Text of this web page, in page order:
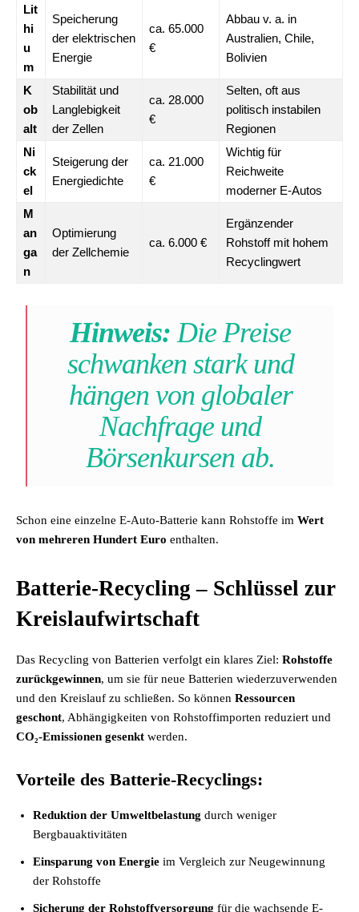
Lit
hi
u
m
Speicherung
der elektrischen
Energie
ca. 65.000
€
Abbau v. a. in
Australien, Chile,
Bolivien
K
ob
alt
Stabilität und
Langlebigkeit
der Zellen
ca. 28.000
€
Selten, oft aus
politisch instabilen
Regionen
Ni
ck
el
Steigerung der
Energiedichte
ca. 21.000
€
Wichtig für
Reichweite
moderner E-Autos
M
an
ga
n
Optimierung
der Zellchemie
ca. 6.000 €
Ergänzender
Rohstoff mit hohem
Recyclingwert
Hinweis: Die Preise
schwanken stark und
hängen von globaler
Nachfrage und
Börsenkursen ab.
Schon eine einzelne E-Auto-Batterie kann Rohstoffe im Wert
von mehreren Hundert Euro enthalten.
Batterie-Recycling – Schlüssel zur
Kreislaufwirtschaft
Das Recycling von Batterien verfolgt ein klares Ziel: Rohstoffe
zurückgewinnen, um sie für neue Batterien wiederzuverwenden
und den Kreislauf zu schließen. So können Ressourcen
geschont, Abhängigkeiten von Rohstoffimporten reduziert und
CO₂-Emissionen gesenkt werden.
Vorteile des Batterie-Recyclings:
Reduktion der Umweltbelastung durch weniger
Bergbauaktivitäten
Einsparung von Energie im Vergleich zur Neugewinnung
der Rohstoffe
Sicherung der Rohstoffversorgung für die wachsende E-